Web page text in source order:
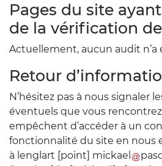
Pages du site
de la vérification
Actuellement, aucun audit n’a
Retour
N’hésitez pas à nous signaler
éventuels que vous
empêchent d’accéder à un
fonctionnalité du site en nous
à lenglart [point] mickael